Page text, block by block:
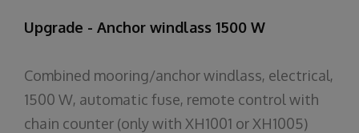
Upgrade - Anchor windlass 1500 W
Combined mooring/anchor windlass, electrical,
1500 W, automatic fuse, remote control with
chain counter (only with XH1001 or XH1005)